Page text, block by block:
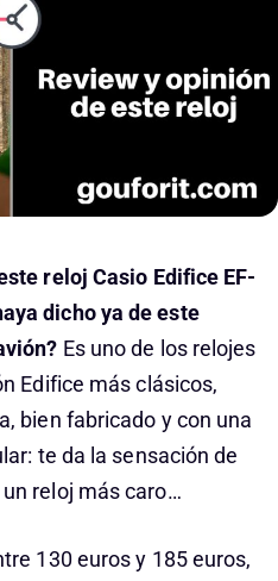
reloj Casio Edifice EF-
dicho ya de este
Es uno de los relojes
Edifice más clásicos,
bien fabricado y con una
te da la sensación de
reloj más caro…
130 euros y 185 euros,